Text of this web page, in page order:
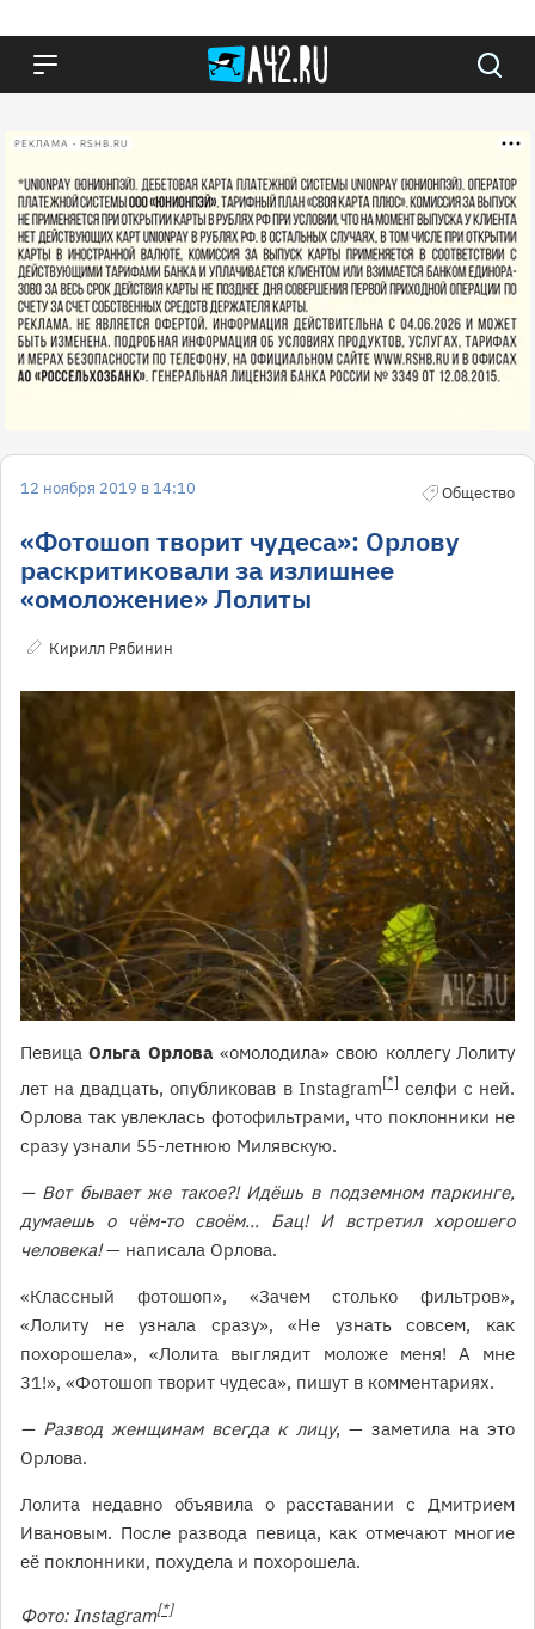
РЕКЛАМА • RSHB.RU
12 ноября 2019 в 14:10 Общество
«Фотошоп творит чудеса»: Орлову
раскритиковали за излишнее
«омоложение» Лолиты
Кирилл Рябинин
ПевицаОльга Орлова «омолодила» свою коллегу Лолиту
лет на двадцать, опубликовав в Instagram[*] селфи с ней.
Орлова так увлеклась фотофильтрами, что поклонники не
сразу узнали 55-летнюю Милявскую.
— Вот бывает же такое?! Идёшь в подземном паркинге,
думаешь о чём-то своём... Бац! И встретил хорошего
человека!— написала Орлова.
«Классный фотошоп», «Зачем столько фильтров»,
«Лолиту не узнала сразу», «Не узнать совсем, как
похорошела», «Лолита выглядит моложе меня! А мне
31!», «Фотошоп творит чудеса», пишут в комментариях.
— Развод женщинам всегда к лицу, — заметила на это
Орлова.
Лолита недавно объявила о расставании с Дмитрием
Ивановым. После развода певица, как отмечают многие
её поклонники, похудела и похорошела.
Фото: Instagram[*]